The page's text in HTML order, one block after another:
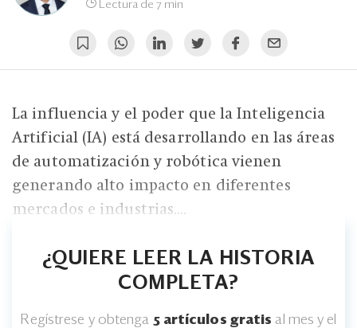
Lectura de 7 min
La influencia y el poder que la Inteligencia
Artificial (IA) está desarrollando en las áreas
de automatización y robótica vienen
generando alto impacto en diferentes
mercados e industrias....
¿QUIERE LEER LA HISTORIA
COMPLETA?
Regístrese y obtenga 5 artículos gratis al mes y el